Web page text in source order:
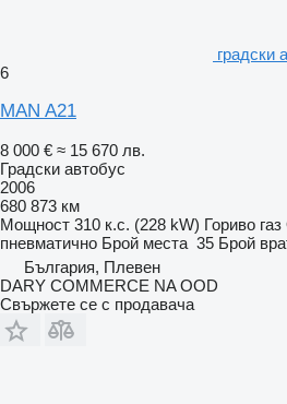
градски
6
MAN A21
8 000 € ≈ 15 670 лв.
Градски автобус
2006
680 873 км
Мощност 310 к.с. (228 kW) Гориво газ
пневматично Брой места 35 Брой
България, Плевен
DARY COMMERCE NA OOD
Свържете се с продавача